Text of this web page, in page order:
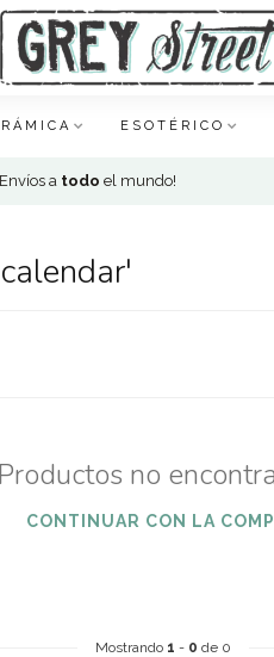
ESOTÉRICO
a todo el mundo!
Productos no
CONTINUAR CON LA
Mostrando 1 - 0 de 0